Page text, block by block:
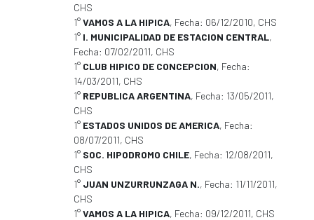
CHS
1°VAMOS A LA HIPICA, Fecha: 06/12/2010, CHS
1° I. MUNICIPALIDAD DE ESTACION CENTRAL,
Fecha: 07/02/2011, CHS
1° CLUB HIPICO DE CONCEPCION, Fecha:
14/03/2011, CHS
1° REPUBLICA ARGENTINA, Fecha: 13/05/2011,
CHS
1° ESTADOS UNIDOS DE AMERICA, Fecha:
08/07/2011, CHS
1° SOC. HIPODROMO CHILE, Fecha: 12/08/2011,
CHS
1° JUAN UNZURRUNZAGA N., Fecha: 11/11/2011,
CHS
1°VAMOS A LA HIPICA, Fecha: 09/12/2011, CHS